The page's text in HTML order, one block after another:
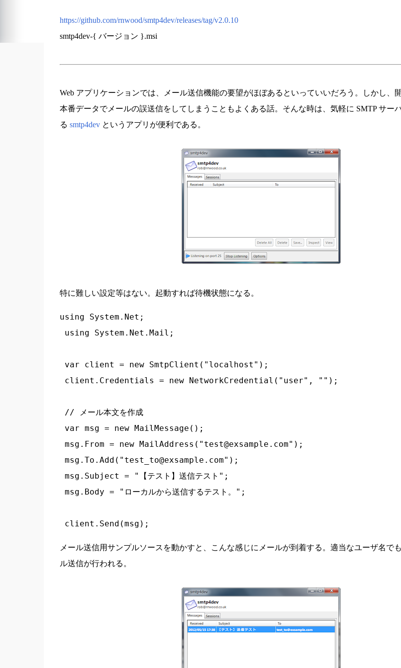
https://github.com/rnwood/smtp4dev/releases/tag/v2.0.10
smtp4dev-{ バージョン }.msi
Web アプリケーションでは、メール送信機能の要望がほぼあるといっていいだろう。しかし、
本番データでメールの誤送信をしてしまうこともよくある話。そんな時は、気軽に SMTP サー
る smtp4devというアプリが便利である。
特に難しい設定等はない。起動すれば待機状態になる。
using System.Net;
using System.Net.Mail;
var client = new SmtpClient("localhost");
client.Credentials = new NetworkCredential("user", "");
// メール本文を作成
var msg = new MailMessage();
msg.From = new MailAddress("test@exsample.com");
msg.To.Add("test_to@exsample.com");
msg.Subject = "【テスト】送信テスト";
msg.Body = "ローカルから送信するテスト。";
client.Send(msg);
メール送信用サンプルソースを動かすと、こんな感じにメールが到着する。適当なユーザ名で
ル送信が行われる。